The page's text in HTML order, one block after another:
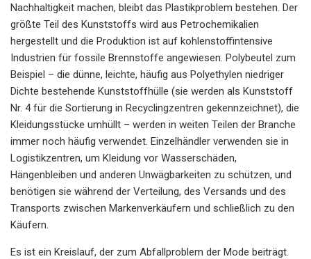
Nachhaltigkeit machen, bleibt das Plastikproblem bestehen. Der
größte Teil des Kunststoffs wird aus Petrochemikalien
hergestellt und die Produktion ist auf kohlenstoffintensive
Industrien für fossile Brennstoffe angewiesen. Polybeutel zum
Beispiel – die dünne, leichte, häufig aus Polyethylen niedriger
Dichte bestehende Kunststoffhülle (sie werden als Kunststoff
Nr. 4 für die Sortierung in Recyclingzentren gekennzeichnet), die
Kleidungsstücke umhüllt – werden in weiten Teilen der Branche
immer noch häufig verwendet. Einzelhändler verwenden sie in
Logistikzentren, um Kleidung vor Wasserschäden,
Hängenbleiben und anderen Unwägbarkeiten zu schützen, und
benötigen sie während der Verteilung, des Versands und des
Transports zwischen Markenverkäufern und schließlich zu den
Käufern.
Es ist ein Kreislauf, der zum Abfallproblem der Mode beiträgt.